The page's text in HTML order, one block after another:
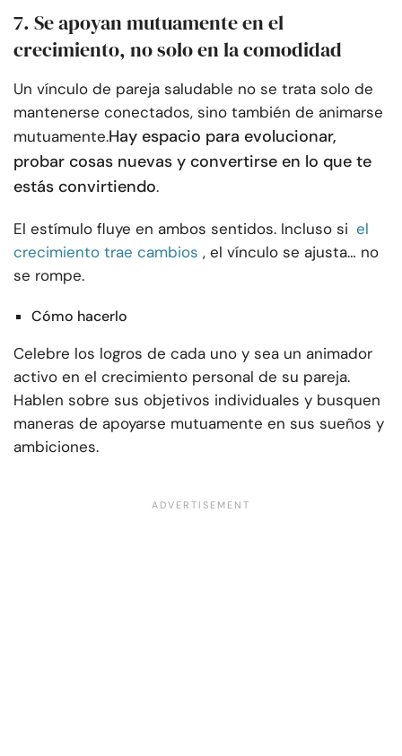
7. Se apoyan mutuamente en el
crecimiento, no solo en la comodidad
Un vínculo de pareja saludable no se trata solo de
mantenerse conectados, sino también de animarse
mutuamente.Hay espacio para evolucionar,
probar cosas nuevas y convertirse en lo que te
estás convirtiendo.
El estímulo fluye en ambos sentidos. Incluso si el
crecimiento trae cambios , el vínculo se ajusta… no
se rompe.
Cómo hacerlo
Celebre los logros de cada uno y sea un animador
activo en el crecimiento personal de su pareja.
Hablen sobre sus objetivos individuales y busquen
maneras de apoyarse mutuamente en sus sueños y
ambiciones.